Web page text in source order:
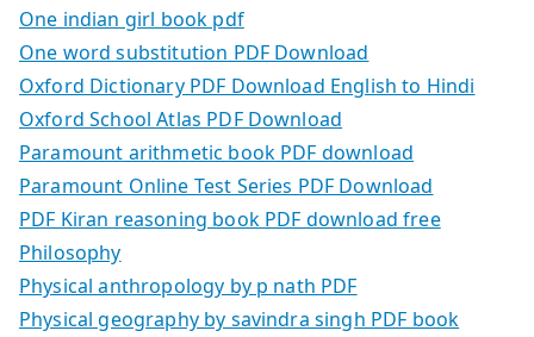
One indian girl book pdf
One word substitution PDF Download
Oxford Dictionary PDF Download English to Hindi
Oxford School Atlas PDF Download
Paramount arithmetic book PDF download
Paramount Online Test Series PDF Download
PDF Kiran reasoning book PDF download free
Philosophy
Physical anthropology by p nath PDF
Physical geography by savindra singh PDF book